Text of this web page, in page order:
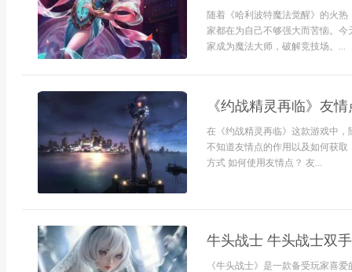
随着《哈利波特魔法觉醒》的火
家都在为自己不够强大而苦恼。
家成为魔法大师，破解竞技场。...
《约战精灵再临》友
在《约战精灵再临》这款游戏中
不知道友情点的作用以及如何获
方式 如何使用友情点？ 友...
牛头战士 牛头战士双
《牛头战士》是一款备受玩家喜